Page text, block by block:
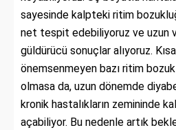
sayesinde kalpteki ritim
net tespit edebiliyoruz ve uzun
güldürücü sonuçlar alıyoruz.
önemsenmeyen bazı ritim
olmasa da, uzun dönemde
kronik hastalıkların zemininde
açabiliyor. Bu nedenle artık